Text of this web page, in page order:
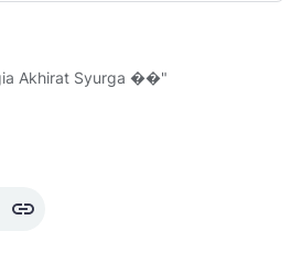
Akhirat Syurga ��"